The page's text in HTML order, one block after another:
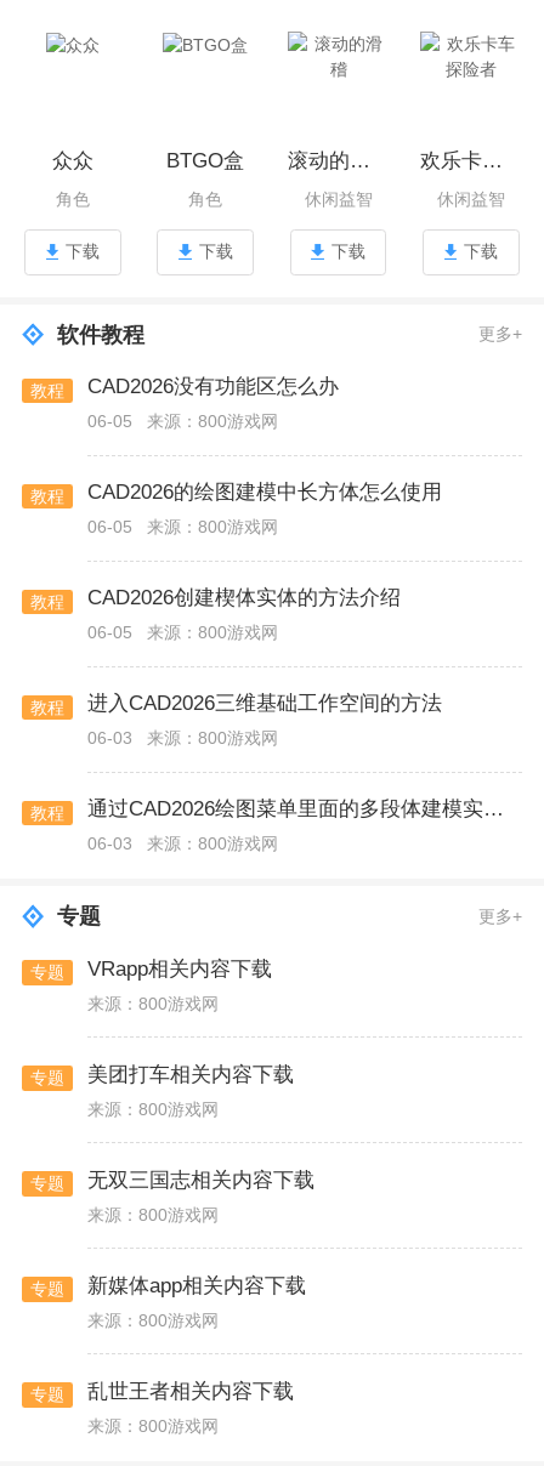
众众
角色
下载
BTGO盒
角色
下载
滚动的滑稽
休闲益智
下载
欢乐卡车探险者
休闲益智
下载
软件教程 更多+
教程 CAD2026没有功能区怎么办
06-05 来源：800游戏网
教程 CAD2026的绘图建模中长方体怎么使用
06-05 来源：800游戏网
教程 CAD2026创建楔体实体的方法介绍
06-05 来源：800游戏网
教程 进入CAD2026三维基础工作空间的方法
06-03 来源：800游戏网
教程 通过CAD2026绘图菜单里面的多段体建模实体的方法
06-03 来源：800游戏网
专题 更多+
专题 VRapp相关内容下载
来源：800游戏网
专题 美团打车相关内容下载
来源：800游戏网
专题 无双三国志相关内容下载
来源：800游戏网
专题 新媒体app相关内容下载
来源：800游戏网
专题 乱世王者相关内容下载
来源：800游戏网